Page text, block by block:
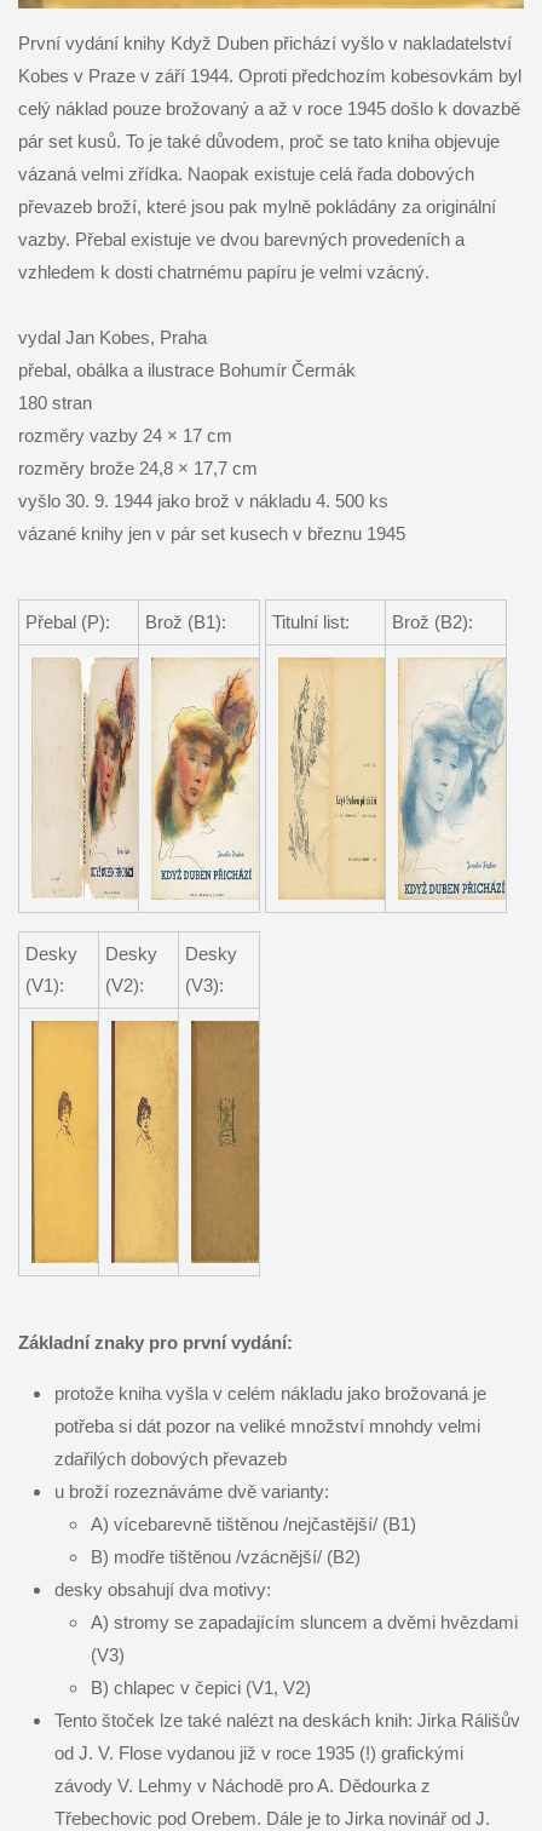
První vydání knihy Když Duben přichází vyšlo v nakladatelství
Kobes v Praze v září 1944. Oproti předchozím kobesovkám byl
celý náklad pouze brožovaný a až v roce 1945 došlo k dovazbě
pár set kusů. To je také důvodem, proč se tato kniha objevuje
vázaná velmi zřídka. Naopak existuje celá řada dobových
převazeb broží, které jsou pak mylně pokládány za originální
vazby. Přebal existuje ve dvou barevných provedeních a
vzhledem k dosti chatrnému papíru je velmi vzácný.
vydal Jan Kobes, Praha
přebal, obálka a ilustrace Bohumír Čermák
180 stran
rozměry vazby 24 × 17 cm
rozměry brože 24,8 × 17,7 cm
vyšlo 30. 9. 1944 jako brož v nákladu 4. 500 ks
vázané knihy jen v pár set kusech v březnu 1945
Přebal (P): Brož (B1): Titulní list: Brož (B2):
Desky
(V1):
Desky
(V2):
Desky
(V3):
Základní znaky pro první vydání:
protože kniha vyšla v celém nákladu jako brožovaná je
potřeba si dát pozor na veliké množství mnohdy velmi
zdařilých dobových převazeb
u broží rozeznáváme dvě varianty:
A) vícebarevně tištěnou /nejčastější/ (B1)
B) modře tištěnou /vzácnější/ (B2)
desky obsahují dva motivy:
A) stromy se zapadajícím sluncem a dvěmi hvězdami
(V3)
B) chlapec v čepici (V1, V2)
Tento štoček lze také nalézt na deskách knih: Jirka Rálišův
od J. V. Flose vydanou již v roce 1935 (!) grafickými
závody V. Lehmy v Náchodě pro A. Dědourka z
Třebechovic pod Orebem. Dále je to Jirka novinář od J.